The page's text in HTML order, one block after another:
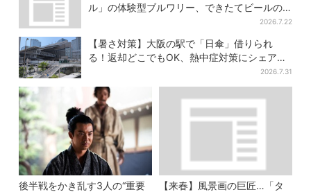
ル」の体験型ブルワリー、できたてビールの
2026.7.22
【暑さ対策】大阪の駅で「日傘」借りられ
る！返却どこでもOK、熱中症対策にシェアサ
2026.7.31
後半戦をかき乱す3人の“重要
【来春】風景画の巨匠…「タ